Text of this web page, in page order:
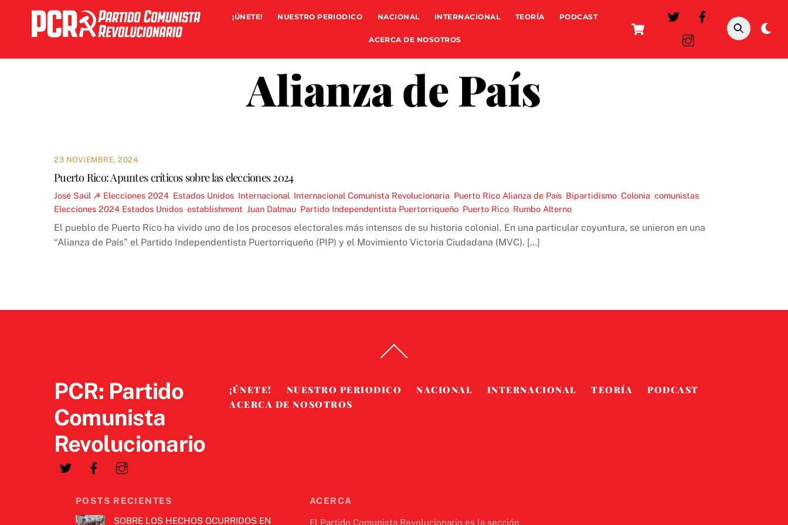
content
Cart
¡ÚNETE! NUESTRO PERIODICO NACIONAL INTERNACIONAL TEORÍA PODCAST
ACERCA DE NOSOTROS
Alianza de País
23 NOVIEMBRE, 2024
Puerto Rico: Apuntes críticos sobre las elecciones 2024
José Saúl ☭ Elecciones 2024 Estados Unidos Internacional Internacional Comunista Revolucionaria Puerto Rico Alianza de País Bipartidismo Colonia comunistas
Elecciones 2024 Estados Unidos establishment Juan Dalmau Partido Independentista Puertorriqueño Puerto Rico Rumbo Alterno
El pueblo de Puerto Rico ha vivido uno de los procesos electorales más intensos de su historia colonial. En una particular coyuntura, se unieron en una
“Alianza de País” el Partido Independentista Puertorriqueño (PIP) y el Movimiento Victoria Ciudadana (MVC). […]
To
PCR: Partido
Comunista
Revolucionario
¡ÚNETE! NUESTRO PERIODICO NACIONAL INTERNACIONAL TEORÍA
PODCAST
ACERCA DE NOSOTROS
POSTS RECIENTES
SOBRE LOS HECHOS OCURRIDOS EN
ACERCA
El Partido Comunista Revolucionario es la sección